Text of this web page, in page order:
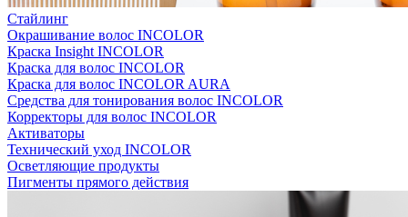
Стайлинг
Окрашивание волос INCOLOR
Краска Insight INCOLOR
Краска для волос INCOLOR
Краска для волос INCOLOR AURA
Средства для тонирования волос INCOLOR
Корректоры для волос INCOLOR
Активаторы
Технический уход INCOLOR
Осветляющие продукты
Пигменты прямого действия